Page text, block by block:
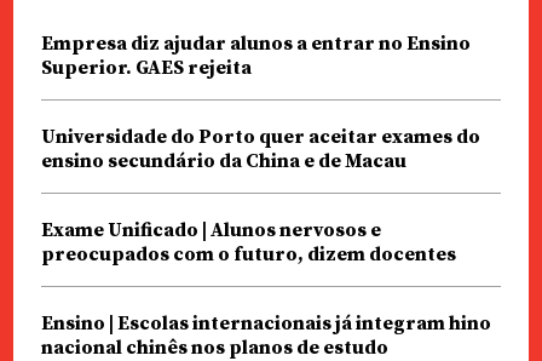
Empresa diz ajudar alunos a entrar no Ensino
Superior. GAES rejeita
Universidade do Porto quer aceitar exames do
ensino secundário da China e de Macau
Exame Unificado | Alunos nervosos e
preocupados com o futuro, dizem docentes
Ensino | Escolas internacionais já integram hino
nacional chinês nos planos de estudo